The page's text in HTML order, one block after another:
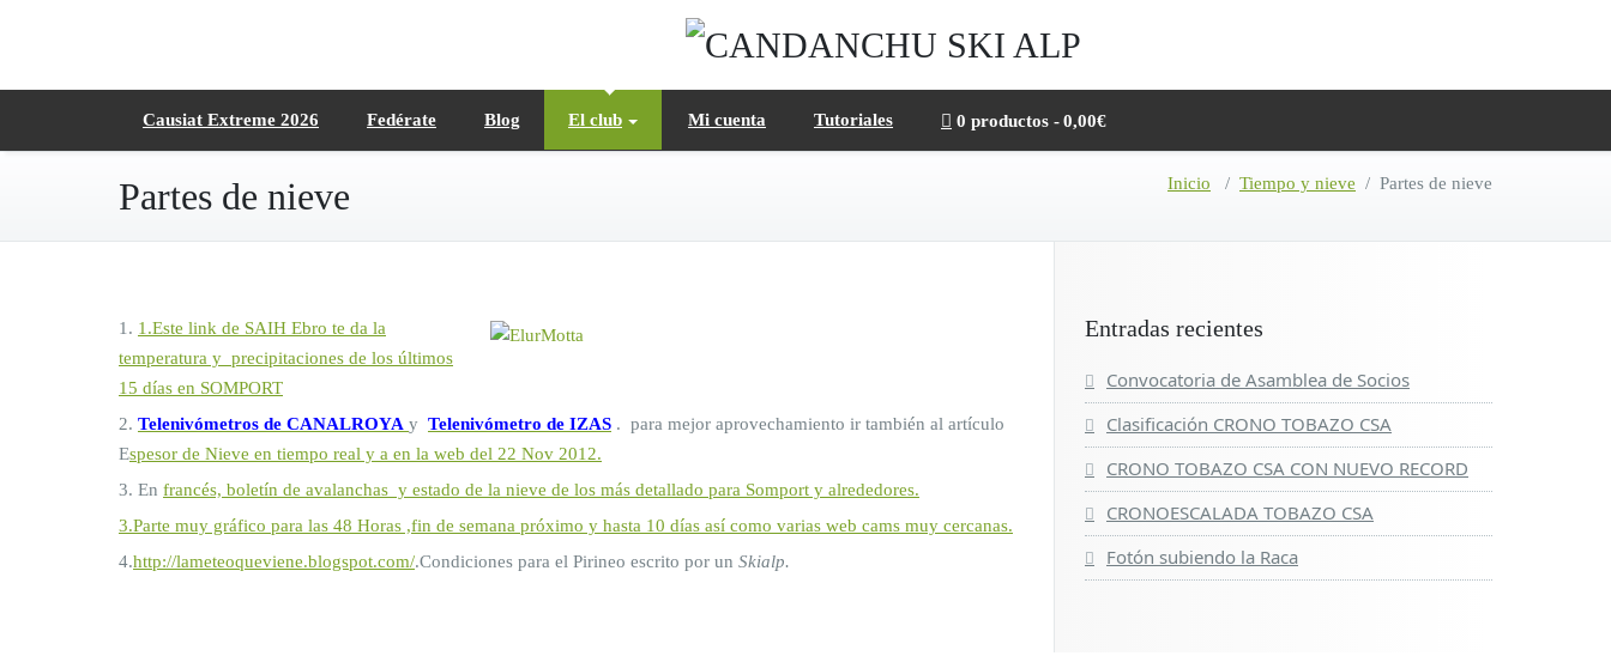
Causiat Extreme 2026 Fedérate Blog El club Mi cuenta Tutoriales 0 productos 0,00€
Partes de nieve Inicio / Tiempo y nieve / Partes de nieve
1. 1 .Este link de SAIH Ebro te da la
temperatura y precipitaciones de los últimos
15 días en SOMPORT
2. Telenivómetros de CANALROYA y Telenivómetro de IZAS . para mejor aprovechamiento ir también al artículo
Espesor de Nieve en tiempo real y a en la web del 22 Nov 2012.
3. En francés, boletín de avalanchas y estado de la nieve de los más detallado para Somport y alrededores.
3.Parte muy gráfico para las 48 Horas ,fin de semana próximo y hasta 10 días así como varias web cams muy cercanas.
4.http://lameteoqueviene.blogspot.com/.Condiciones para el Pirineo escrito por un Skialp.
Entradas recientes
Convocatoria de Asamblea de Socios
Clasificación CRONO TOBAZO CSA
CRONO TOBAZO CSA CON NUEVO RECORD
CRONOESCALADA TOBAZO CSA
Fotón subiendo la Raca